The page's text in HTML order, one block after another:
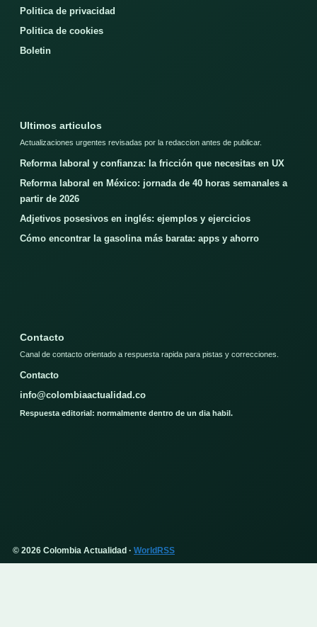
Politica de privacidad
Politica de cookies
Boletin
Ultimos articulos
Actualizaciones urgentes revisadas por la redaccion antes de publicar.
Reforma laboral y confianza: la fricción que necesitas en UX
Reforma laboral en México: jornada de 40 horas semanales a
partir de 2026
Adjetivos posesivos en inglés: ejemplos y ejercicios
Cómo encontrar la gasolina más barata: apps y ahorro
Contacto
Canal de contacto orientado a respuesta rapida para pistas y correcciones.
Contacto
info@colombiaactualidad.co
Respuesta editorial: normalmente dentro de un dia habil.
© 2026 Colombia Actualidad · WorldRSS